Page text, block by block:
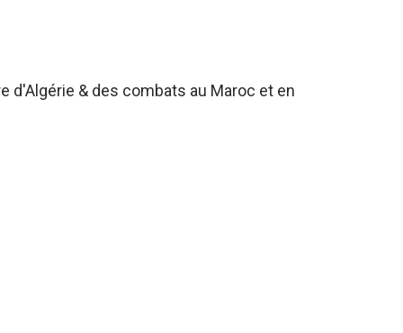
d'Algérie & des combats au Maroc et en